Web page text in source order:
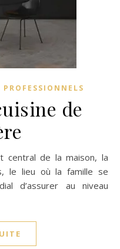
PROFESSIONNELS
de
le lieu où la famille se
d’assurer au niveau